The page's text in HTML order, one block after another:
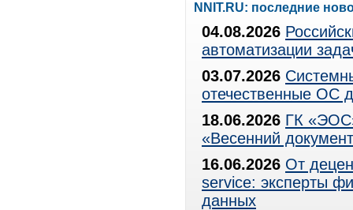
NNIT.RU: последние
04.08.2026
автоматизации
03.07.2026
отечественные ОС
18.06.2026 ГК
«Весенний
16.06.2026 От
service: эксперты
данных